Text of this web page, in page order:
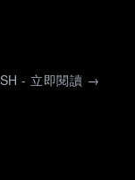
- 立即閱讀 →